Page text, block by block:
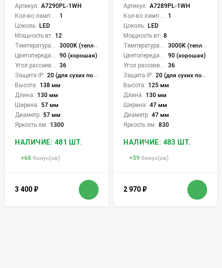
Артикул: A7290PL-1WH
1
Цоколь: LED
Мощность вт: 12
3000K (теплый)
90 (хорошая)
36
Защита IP: 20 (для сухих пом.)
Высота: 138 мм
Длина: 130 мм
Ширина: 57 мм
Диаметр: 57 мм
Яркость лм: 1300
НАЛИЧИЕ: 481 ШТ.
+68 бонус(ов)
3 400 ₽
Артикул: A7289PL-1WH
1
Цоколь: LED
Мощность вт: 8
3000K (теплый)
90 (хорошая)
36
Защита IP: 20 (для сухих пом.)
Высота: 125 мм
Длина: 130 мм
Ширина: 47 мм
Диаметр: 47 мм
Яркость лм: 830
НАЛИЧИЕ: 483 ШТ.
+59 бонус(ов)
2 970 ₽